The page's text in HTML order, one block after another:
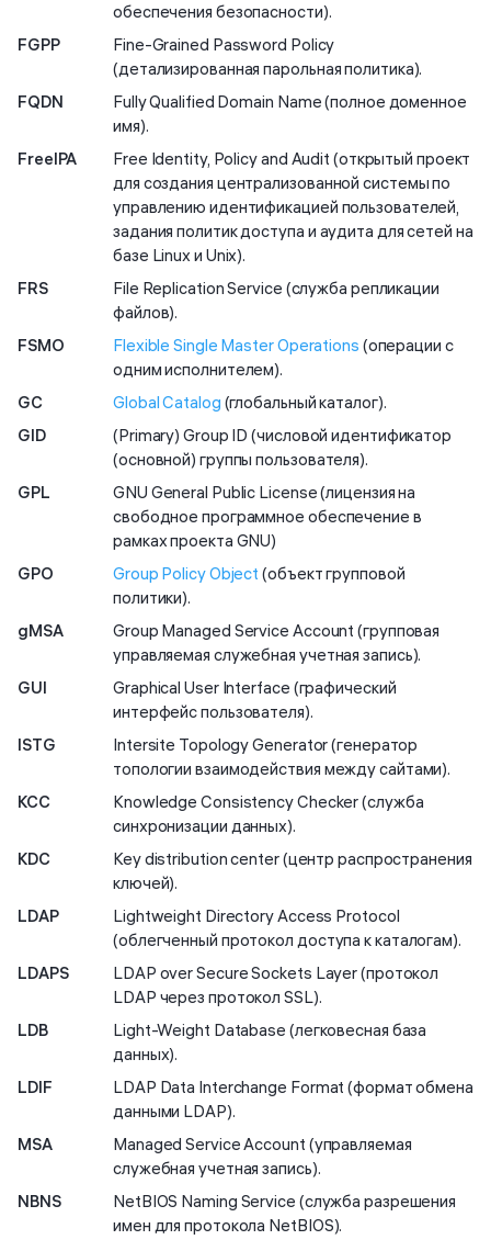
обеспечения безопасности).
FGPP
Fine-Grained Password Policy
(детализированная парольная политика).
FQDN
Fully Qualified Domain Name (полное доменное
имя).
FreeIPA
Free Identity, Policy and Audit (открытый проект
для создания централизованной системы по
управлению идентификацией пользователей,
задания политик доступа и аудита для сетей на
базе Linux и Unix).
FRS
File Replication Service (служба репликации
файлов).
FSMO
Flexible Single Master Operations (операции с
одним исполнителем).
GC
Global Catalog (глобальный каталог).
GID
(Primary) Group ID (числовой идентификатор
(основной) группы пользователя).
GPL
GNU General Public License (лицензия на
свободное программное обеспечение в
рамках проекта GNU)
GPO
Group Policy Object (объект групповой
политики).
gMSA
Group Managed Service Account (групповая
управляемая служебная учетная запись).
GUI
Graphical User Interface (графический
интерфейс пользователя).
ISTG
Intersite Topology Generator (генератор
топологии взаимодействия между сайтами).
KCC
Knowledge Consistency Checker (служба
синхронизации данных).
KDC
Key distribution center (центр распространения
ключей).
LDAP
Lightweight Directory Access Protocol
(облегченный протокол доступа к каталогам).
LDAPS
LDAP over Secure Sockets Layer (протокол
LDAP через протокол SSL).
LDB
Light-Weight Database (легковесная база
данных).
LDIF
LDAP Data Interchange Format (формат обмена
данными LDAP).
MSA
Managed Service Account (управляемая
служебная учетная запись).
NBNS
NetBIOS Naming Service (служба разрешения
имен для протокола NetBIOS).